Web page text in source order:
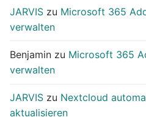
JARVIS zu Microsoft 365
verwalten
Benjamin zu Microsoft 365
verwalten
JARVIS zu Nextcloud
aktualisieren